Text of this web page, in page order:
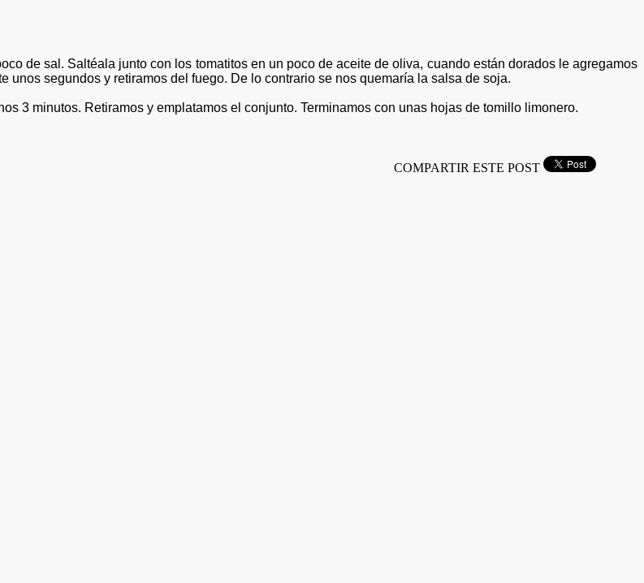
de sal. Saltéala junto con los tomatitos en un poco de aceite de oliva, cuando están dorados le agregamos
unos segundos y retiramos del fuego. De lo contrario se nos quemaría la salsa de soja.
3 minutos. Retiramos y emplatamos el conjunto. Terminamos con unas hojas de tomillo limonero.
COMPARTIR ESTE POST